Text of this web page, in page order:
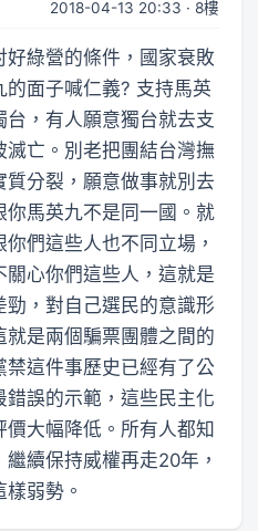
2018-04-13 20:33 · 8樓
綠營的條件，國家衰敗
面子喊仁義? 支持馬英
，有人願意獨台就去支
亡。別老把團結台灣撫
分裂，願意做事就別去
馬英九不是同一國。就
們這些人也不同立場，
關心你們這些人，這就是
，對自己選民的意識形
是兩個騙票團體之間的
這件事歷史已經有了公
誤的示範，這些民主化
大幅降低。所有人都知
續保持威權再走20年，
弱勢。